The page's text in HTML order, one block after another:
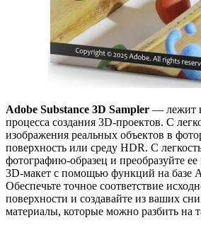
Adobe Substance 3D Sampler — лежит
процесса создания 3D-проектов. С
изображения реальных объектов в
поверхность или среду HDR. С
фотографию-образец и преобразуйте
3D-макет с помощью функций на базе
Обеспечьте точное соответствие
поверхности и создавайте из ваших
материалы, которые можно разбить на